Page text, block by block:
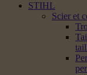
STIHL
Scier et